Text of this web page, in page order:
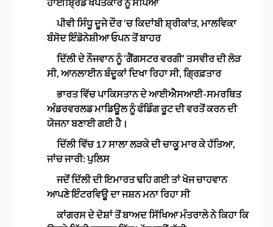
ਪੀਵੀ ਸਿੰਧੂ ਦੂਜੇ ਦੌਰ ‘ਚ ਕਿਦਾਂਬੀ ਸ਼੍ਰੀਕਾਂਤ, ਮਾਲਵਿਕਾ
ਬੰਸੋਦ ਇੰਡੋਨੇਸ਼ੀਆ ਓਪਨ ਤੋਂ ਬਾਹਰ
ਦਿੱਲੀ ਦੇ ਨੌਜਵਾਨ ਨੂੰ ‘ਗੈਂਗਸਟਰ ਵਰਗੀ’ ਤਸਵੀਰ ਦੀ ਲੋੜ
ਸੀ, ਆਨਲਾਈਨ ਬੰਦੂਕਾਂ ਦਿਖਾ ਰਿਹਾ ਸੀ, ਗ੍ਰਿਫ਼ਤਾਰ
ਭਾਰਤ ਵਿੱਚ ਪਾਕਿਸਤਾਨ ਦੇ ਆਈਐਸਆਈ-ਸਮਰਥਿਤ
ਅੰਡਰਵਰਲਡ ਮਾਡਿਊਲ ਨੂੰ ਫੰਡਿੰਗ ਰੂਟ ਦੀ ਵਰਤੋਂ ਕਰਨ ਦੀ
ਯੋਜਨਾ ਬਣਾਈ ਗਈ ਹੈ।
ਦਿੱਲੀ ਵਿੱਚ 17 ਸਾਲਾ ਲੜਕੇ ਦੀ ਚਾਕੂ ਮਾਰ ਕੇ ਹੱਤਿਆ,
ਜਾਂਚ ਜਾਰੀ: ਪੁਲਿਸ
ਜਦੋਂ ਦਿੱਲੀ ਦੀ ਇਮਾਰਤ ਢਹਿ ਗਈ ਤਾਂ ਖੋਜ ਚਾਹਵਾਨ
ਆਪਣੇ ਇੰਟਰਵਿਊ ਦਾ ਜਸ਼ਨ ਮਨਾ ਰਿਹਾ ਸੀ
ਕਾਂਗਰਸ ਦੇ ਦੋਸ਼ਾਂ ਤੋਂ ਬਾਅਦ ਸਿੱਖਿਆ ਮੰਤਰਾਲੇ ਨੇ ਕਿਹਾ ਕਿ